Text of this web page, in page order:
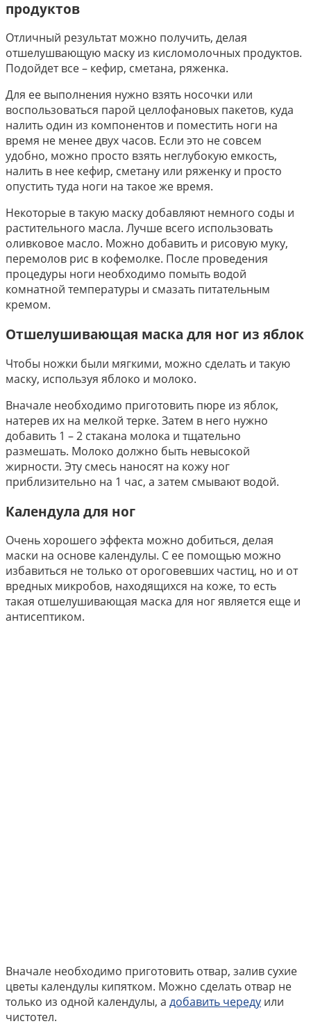
продуктов
Отличный результат можно получить, делая
отшелушвающую маску из кисломолочных продуктов.
Подойдет все – кефир, сметана, ряженка.
Для ее выполнения нужно взять носочки или
воспользоваться парой целлофановых пакетов, куда
налить один из компонентов и поместить ноги на
время не менее двух часов. Если это не совсем
удобно, можно просто взять неглубокую емкость,
налить в нее кефир, сметану или ряженку и просто
опустить туда ноги на такое же время.
Некоторые в такую маску добавляют немного соды и
растительного масла. Лучше всего использовать
оливковое масло. Можно добавить и рисовую муку,
перемолов рис в кофемолке. После проведения
процедуры ноги необходимо помыть водой
комнатной температуры и смазать питательным
кремом.
Отшелушивающая маска для ног из яблок
Чтобы ножки были мягкими, можно сделать и такую
маску, используя яблоко и молоко.
Вначале необходимо приготовить пюре из яблок,
натерев их на мелкой терке. Затем в него нужно
добавить 1 – 2 стакана молока и тщательно
размешать. Молоко должно быть невысокой
жирности. Эту смесь наносят на кожу ног
приблизительно на 1 час, а затем смывают водой.
Календула для ног
Очень хорошего эффекта можно добиться, делая
маски на основе календулы. С ее помощью можно
избавиться не только от ороговевших частиц, но и от
вредных микробов, находящихся на коже, то есть
такая отшелушивающая маска для ног является еще и
антисептиком.
Вначале необходимо приготовить отвар, залив сухие
цветы календулы кипятком. Можно сделать отвар не
только из одной календулы, а добавить череду или
чистотел.